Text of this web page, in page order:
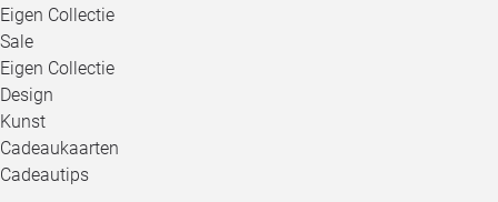
Eigen Collectie
Sale
Eigen Collectie
Design
Kunst
Cadeaukaarten
Cadeautips